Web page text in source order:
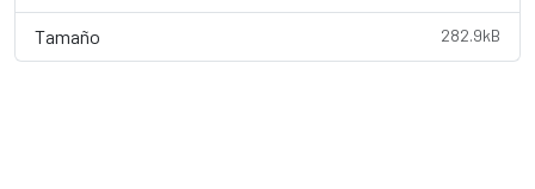
Tamaño 282.9kB